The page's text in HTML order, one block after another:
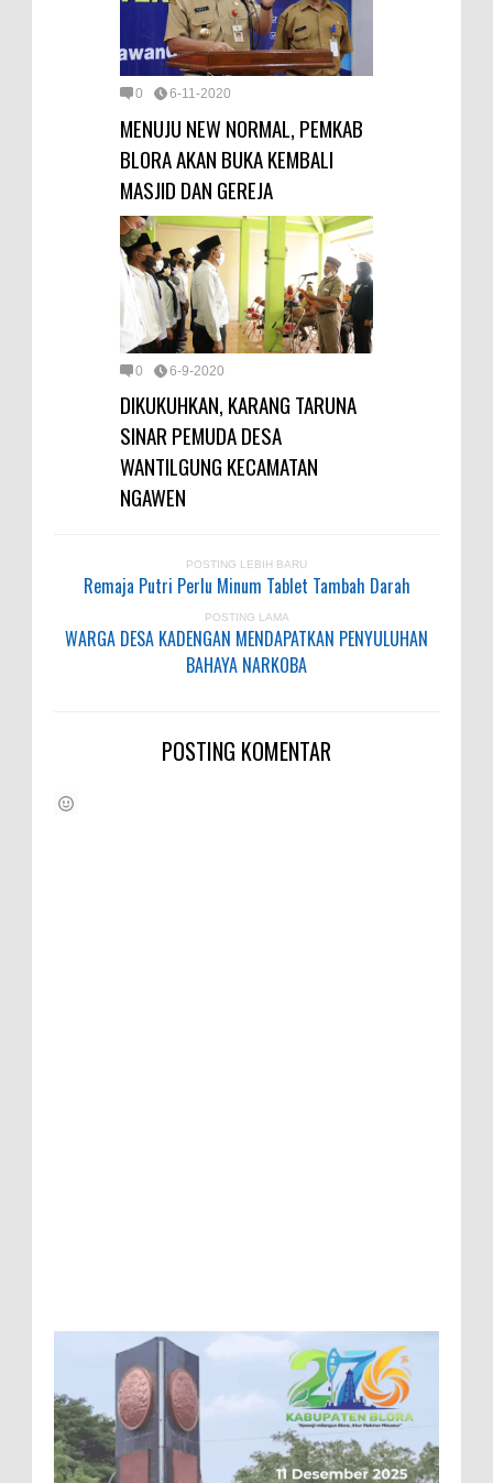
0 6-11-2020
MENUJU NEW NORMAL, PEMKAB
BLORA AKAN BUKA KEMBALI
MASJID DAN GEREJA
0 6-9-2020
DIKUKUHKAN, KARANG TARUNA
SINAR PEMUDA DESA
WANTILGUNG KECAMATAN
NGAWEN
POSTING LEBIH BARU
Remaja Putri Perlu Minum Tablet Tambah Darah
POSTING LAMA
WARGA DESA KADENGAN MENDAPATKAN PENYULUHAN
BAHAYA NARKOBA
POSTING KOMENTAR